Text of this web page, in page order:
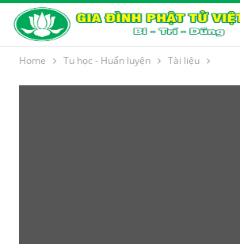
Home Tu học - Huấn luyện Tài liệu